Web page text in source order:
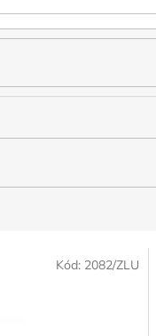
Kód: 2082/ZLU